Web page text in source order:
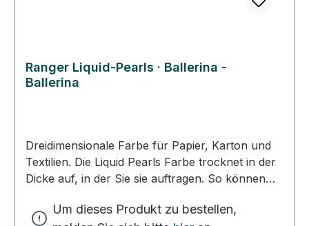
Ranger Liquid-Pearls · Ballerina -
Ballerina
Dreidimensionale Farbe für Papier, Karton und
Textilien. Die Liquid Pearls Farbe trocknet in der
Dicke auf, in der Sie sie auftragen. So können
verzieren. Mit der besonders feinen Spitze des
Um dieses Produkt zu bestellen,